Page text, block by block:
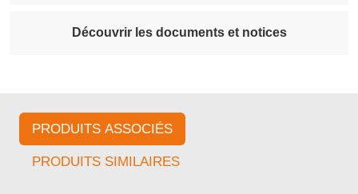
Découvrir les documents et notices
PRODUITS ASSOCIÉS
PRODUITS SIMILAIRES